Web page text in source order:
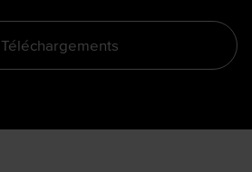
Téléchargements